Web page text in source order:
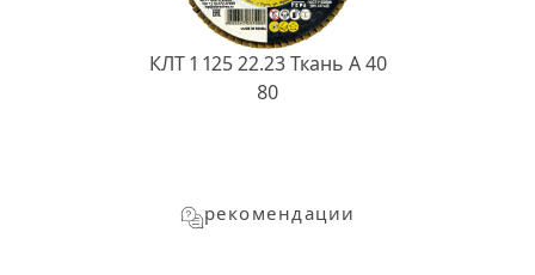
КЛТ 1 125 22.23 Ткань A 40
80
рекомендации